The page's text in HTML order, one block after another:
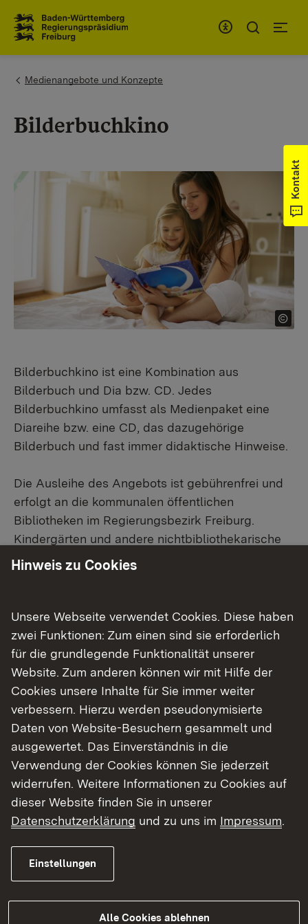
You are here:
Medienangebote und Konzepte
Bilderbuchkino
Kontakt
Bilderbuchkino ist eine Kombination aus
Bilderbuch und Dia bzw. CD. Jedes
Bilderbuchkino umfasst als Medienpaket eine
Diareihe bzw. eine CD, das dazugehörige
Bilderbuch und fast immer didaktische Hinweise.
Die Ausleihe des Angebots ist gebührenfrei und
erfolgt an die kommunalen öffentlichen
Bibliotheken im Regierungsbezirk Freiburg.
Kindergärten und andere nichtbibliothekarische
Einrichtungen können die Bilderbuchkinos über
Absprache.
Bibliotheken und deren Bildungspartner dürfen
die Bilderbuchkinos im Rahmen einer
nichtkommerziellen Vorführung einsetzen. Sie
erheben kein Eintrittsgeld.
Die Ausleihe, Kopie oder Vervielfältigung der
Bilderbuchkinos ist nur mit ausdrücklicher
Genehmigung des Verlages erlaubt. Die
Bilderbuchkinos dürfen nur im Rahmen der
beschriebenen Nutzung verwendet und nicht ins
Netz gestellt werden.
Annotiertes systematisches Verzeichnis
Hinweis zu Cookies
Unsere Webseite verwendet Cookies. Diese haben
zwei Funktionen: Zum einen sind sie erforderlich
für die grundlegende Funktionalität unserer
Website. Zum anderen können wir mit Hilfe der
Cookies unsere Inhalte für Sie immer weiter
verbessern. Hierzu werden pseudonymisierte
Daten von Website-Besuchern gesammelt und
ausgewertet. Das Einverständnis in die
Verwendung der Cookies können Sie jederzeit
widerrufen. Weitere Informationen zu Cookies auf
dieser Website finden Sie in unserer
Datenschutzerklärung und zu uns im Impressum.
Einstellungen
Alle Cookies ablehnen